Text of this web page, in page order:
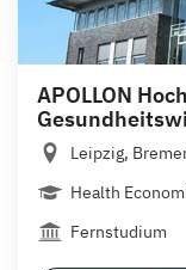
APOLLON
Leipzig,
Health
Fernstudium